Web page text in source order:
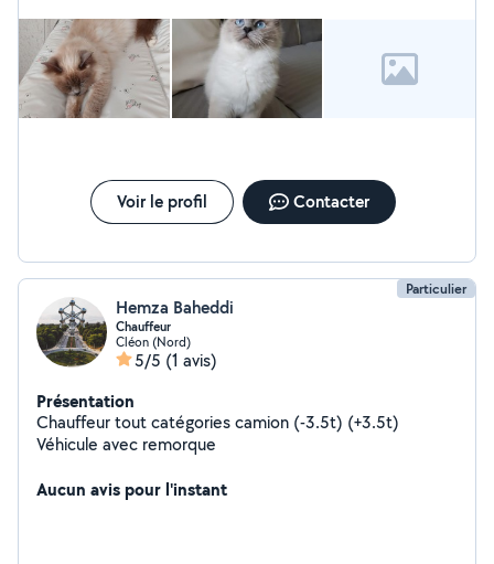
(Nouméa de 9 ans sacre de brimanie)
Voir le profil Contacter
Particulier
Hemza Baheddi
Chauffeur
Cléon (Nord)
5/5 (1 avis)
Présentation
Chauffeur tout catégories camion (-3.5t) (+3.5t)
Véhicule avec remorque
Aucun avis pour l'instant